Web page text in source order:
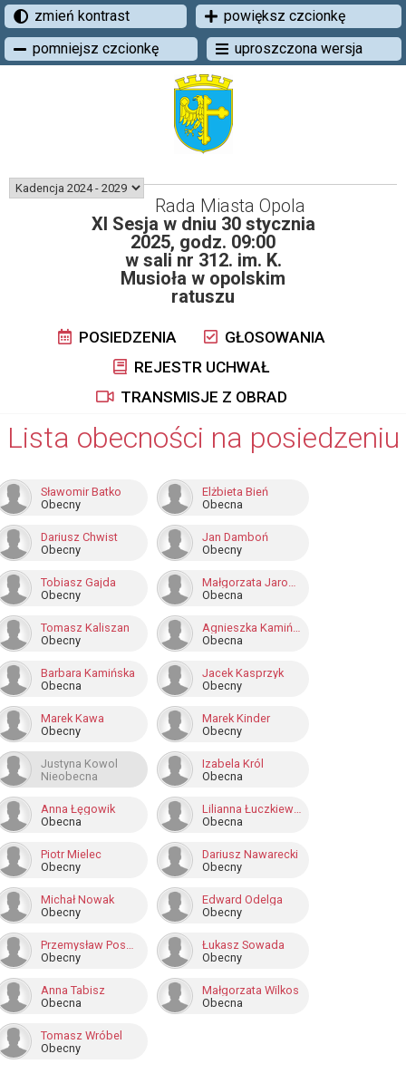
zmień kontrast
powiększ czcionkę
pomniejsz czcionkę
uproszczona wersja
Rada Miasta Opola
XI Sesja w dniu 30 stycznia
2025, godz. 09:00
w sali nr 312. im. K.
Musioła w opolskim
ratuszu
POSIEDZENIA
GŁOSOWANIA
REJESTR UCHWAŁ
TRANSMISJE Z OBRAD
Lista obecności na posiedzeniu
Sławomir Batko
Obecny
Elżbieta Bień
Obecna
Dariusz Chwist
Obecny
Jan Damboń
Obecny
Tobiasz Gajda
Obecny
Małgorzata Jarosz-Basztabin
Obecna
Tomasz Kaliszan
Obecny
Agnieszka Kamińska
Obecna
Barbara Kamińska
Obecna
Jacek Kasprzyk
Obecny
Marek Kawa
Obecny
Marek Kinder
Obecny
Justyna Kowol
Nieobecna
Izabela Król
Obecna
Anna Łęgowik
Obecna
Lilianna Łuczkiewicz
Obecna
Piotr Mielec
Obecny
Dariusz Nawarecki
Obecny
Michał Nowak
Obecny
Edward Odelga
Obecny
Przemysław Pospieszyński
Obecny
Łukasz Sowada
Obecny
Anna Tabisz
Obecna
Małgorzata Wilkos
Obecna
Tomasz Wróbel
Obecny